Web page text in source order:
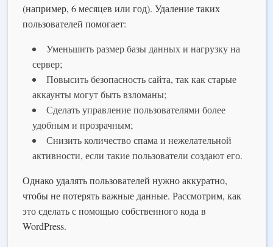
(например, 6 месяцев или год). Удаление таких
пользователей помогает:
Уменьшить размер базы данных и нагрузку на
сервер;
Повысить безопасность сайта, так как старые
аккаунты могут быть взломаны;
Сделать управление пользователями более
удобным и прозрачным;
Снизить количество спама и нежелательной
активности, если такие пользователи создают его.
Однако удалять пользователей нужно аккуратно,
чтобы не потерять важные данные. Рассмотрим, как
это сделать с помощью собственного кода в
WordPress.